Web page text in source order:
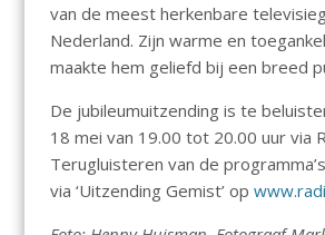
van de meest herkenbare
Nederland. Zijn warme en
maakte hem geliefd bij een breed
De jubileumuitzending is te
18 mei van 19.00 tot 20.00 uur via
Terugluisteren van de
via ‘Uitzending Gemist’ op